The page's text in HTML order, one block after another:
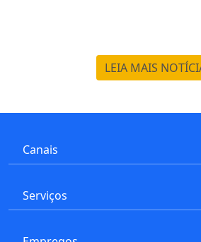
LEIA MAIS
Canais
Serviços